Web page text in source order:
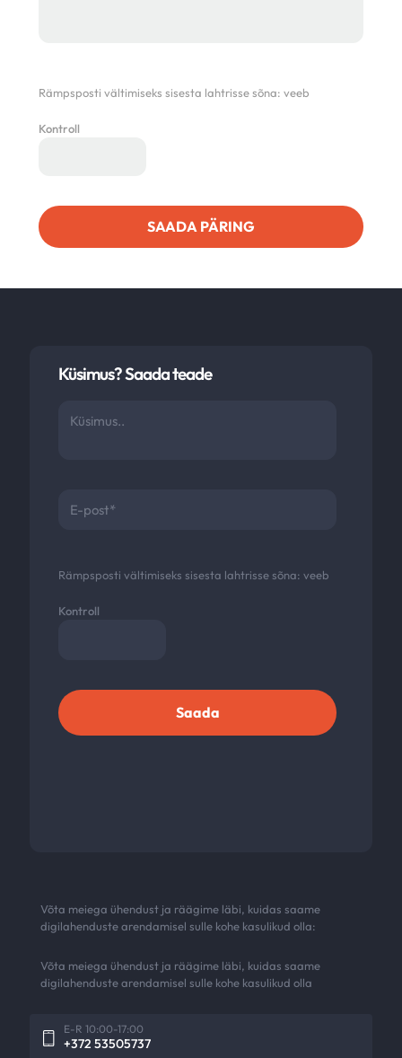
Rämpsposti vältimiseks sisesta lahtrisse sõna: veeb
Kontroll
Küsimus? Saada teade
Rämpsposti vältimiseks sisesta lahtrisse sõna: veeb
Kontroll
Võta meiega ühendust ja räägime läbi, kuidas saame
digilahenduste arendamisel sulle kohe kasulikud olla:
Võta meiega ühendust ja räägime läbi, kuidas saame
digilahenduste arendamisel sulle kohe kasulikud olla
+372 53505737
E-R 10:00-17:00